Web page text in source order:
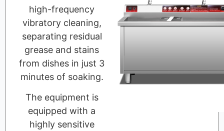
high-frequency
vibratory cleaning,
separating residual
grease and stains
from dishes in just 3
minutes of soaking.
The equipment is
equipped with a
highly sensitive